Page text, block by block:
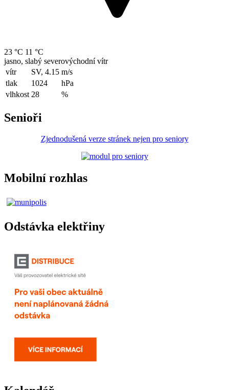
23 °C 11 °C
jasno, slabý severovýchodní vítr
vítr
SV, 4.15 m/s
tlak
1024
hPa
vlhkost 28 %
Senioři
Zjednodušená verze stránek nejen pro seniory
Mobilní rozhlas
Odstávka elektřiny